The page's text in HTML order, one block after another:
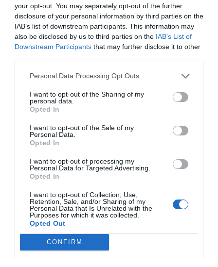
your opt-out. You may separately opt-out of the further
disclosure of your personal information by third parties on the
IAB’s list of downstream participants. This information may
also be disclosed by us to third parties on the IAB’s List of
Downstream Participants that may further disclose it to other
Personal Data Processing Opt Outs
I want to opt-out of the Sharing of my
personal data.
Opted In
I want to opt-out of the Sale of my
Personal Data.
Opted In
I want to opt-out of processing my
Personal Data for Targeted Advertising.
Opted In
I want to opt-out of Collection, Use,
Retention, Sale, and/or Sharing of my
Personal Data that Is Unrelated with the
Purposes for which it was collected.
Opted Out
CONFIRM